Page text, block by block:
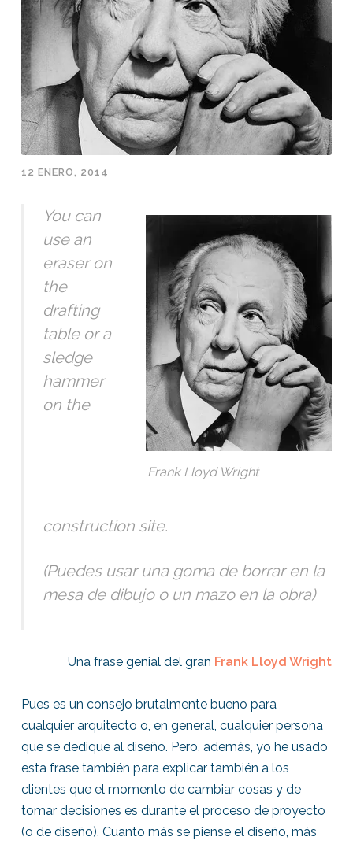
12 ENERO, 2014
Frank Lloyd Wright
You can
use an
eraser on
the
drafting
table or a
sledge
hammer
on the
construction site.
(Puedes usar una goma de borrar en la
mesa de dibujo o un mazo en la obra)
Una frase genial del gran Frank Lloyd Wright
Pues es un consejo brutalmente bueno para
cualquier arquitecto o, en general, cualquier persona
que se dedique al diseño. Pero, además, yo he usado
esta frase también para explicar también a los
clientes que el momento de cambiar cosas y de
tomar decisiones es durante el proceso de proyecto
(o de diseño). Cuanto más se piense el diseño, más